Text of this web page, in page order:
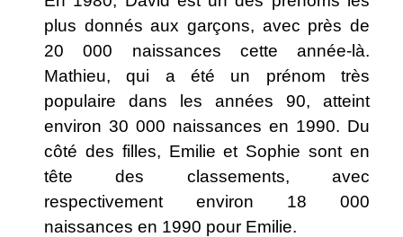
plus donnés aux garçons, avec près de
20 000 naissances cette année-là.
Mathieu, qui a été un prénom très
populaire dans les années 90, atteint
environ 30 000 naissances en 1990. Du
côté des filles, Emilie et Sophie sont en
tête des classements, avec
respectivement environ 18 000
naissances en 1990 pour Emilie.